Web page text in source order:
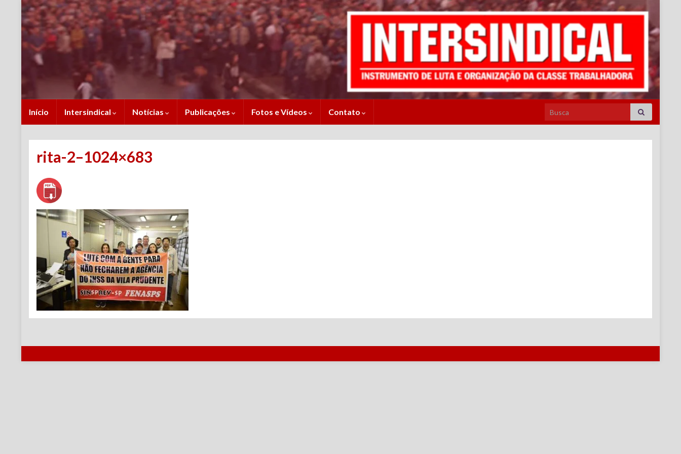
Início Intersindical Notícias Publicações Fotos e Vídeos Contato Search for:
rita-2–1024×683